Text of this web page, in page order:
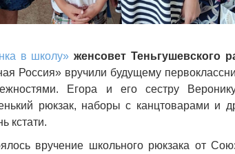
в школу» женсовет Теньгушевского
Россия» вручили будущему
Егора и его сестру
рюкзак, наборы с канцтоварами и
кстати.
вручение школьного рюкзака от